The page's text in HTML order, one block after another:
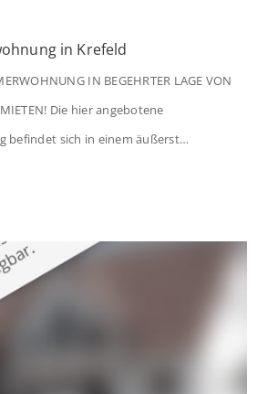
in Krefeld
IN BEGEHRTER LAGE VON
MIETEN! Die hier angebotene
befindet sich in einem äußerst
eine hochwertige Ausstattung, die
mit einem stilvollen Ambiente